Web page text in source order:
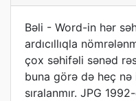
Bəli - Word-in hər
ardıcıllıqla
çox səhifəli sənəd
buna görə də heç
sıralanmır. JPG